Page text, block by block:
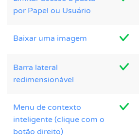
por Papel ou Usuário
Baixar uma imagem
Barra lateral
redimensionável
Menu de contexto
inteligente (clique com o
botão direito)